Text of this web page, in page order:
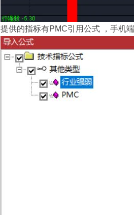
提供的指标有PMC引用公式 ，手机